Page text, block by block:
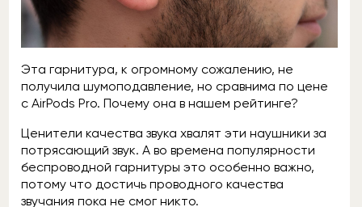
Эта гарнитура, к огромному сожалению, не
получила шумоподавление, но сравнима по цене
с AirPods Pro. Почему она в нашем рейтинге?
Ценители качества звука хвалят эти наушники за
потрясающий звук. А во времена популярности
беспроводной гарнитуры это особенно важно,
потому что достичь проводного качества
звучания пока не смог никто.